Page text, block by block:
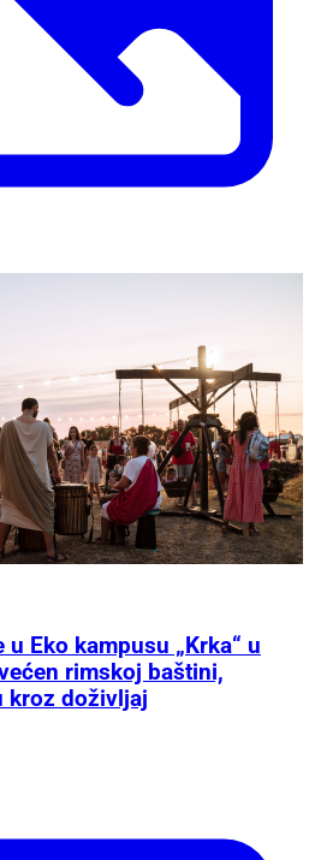
Eko kampusu „Krka“ u
rimskoj baštini,
kroz doživljaj